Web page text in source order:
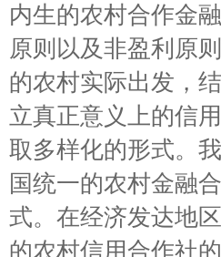
内生的农村合作金
原则以及非盈利原
的农村实际出发，
立真正意义上的信
取多样化的形式。
国统一的农村金融
式。在经济发达地
的农村信用合作社